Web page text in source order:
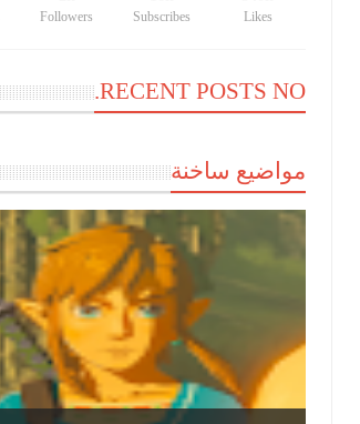
Likes
Subscribes
Followers
RECENT POSTS NO.
مواضيع ساخنة